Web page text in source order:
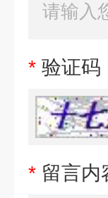
* 验证码
* 留言内